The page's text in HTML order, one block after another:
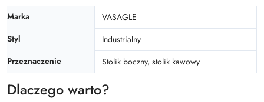
Marka
VASAGLE
Styl
Industrialny
Przeznaczenie
Stolik boczny, stolik kawowy
Dlaczego warto?